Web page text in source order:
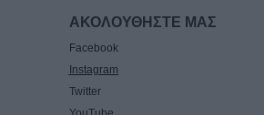
ΑΚΟΛΟΥΘΗΣΤΕ ΜΑΣ
Facebook
Instagram
Twitter